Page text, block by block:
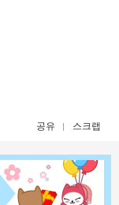
공유 스크랩